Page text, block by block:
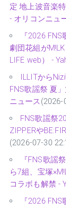
定 地上波音楽
- オリコンニュ
『2026
劇団花組が
LIFE web） -
ILLITから
FNS歌謡祭 夏
ニュース (2026-
FNS歌謡祭
ZIPPERや
(2026-07-30
『FNS歌謡
ら7組、宝塚
コラボも解禁 -
『2026